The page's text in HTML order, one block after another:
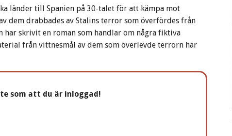
länder till Spanien på 30-talet för att kämpa mot
dem drabbades av Stalins terror som överfördes från
har skrivit en roman som handlar om några fiktiva
från vittnesmål av dem som överlevde terrorn har
som att du är inloggad!